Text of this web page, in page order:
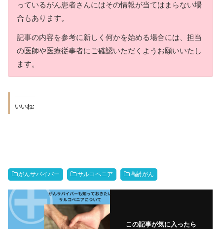
っているがん患者さんにはその情報が当てはまらない場
合もあります。
記事の内容を参考に新しく何かを始める場合には、担当
の医師や医療従事者にご確認いただくようお願いいたし
ます。
いいね:
がんサバイバー サルコペニア 高齢がん
この記事が気に入ったら